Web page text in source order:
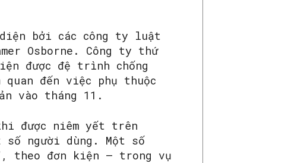
diện bởi các công ty luật
Osborne. Công ty thứ
được đệ trình chống
đến việc phụ thuộc
vào tháng 11.
được niêm yết trên
số người dùng. Một số
theo đơn kiện – trong vụ